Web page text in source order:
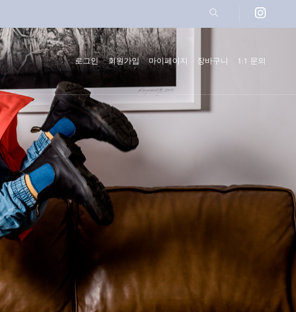
icon
로그인 회원가입 마이페이지 장바구니 1:1 문의